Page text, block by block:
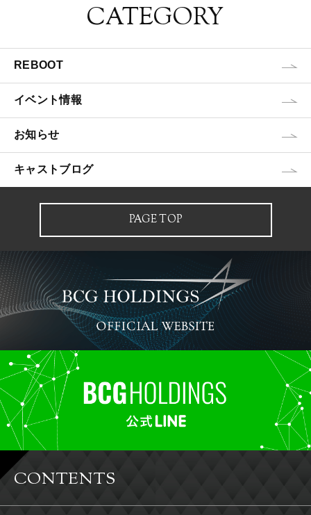
CATEGORY
REBOOT
イベント情報
お知らせ
キャストブログ
PAGE TOP
CONTENTS